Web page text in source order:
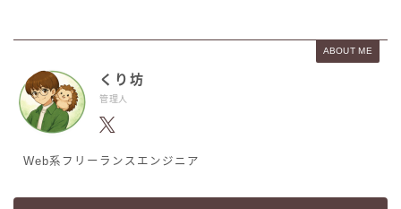
ABOUT ME
くり坊
管理人
Web系フリーランスエンジニア